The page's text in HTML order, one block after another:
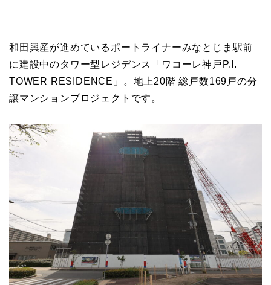
和田興産が進めているポートライナーみなとじま駅前
に建設中のタワー型レジデンス「ワコーレ神戸P.I.
TOWER RESIDENCE」。地上20階 総戸数169戸の分
譲マンションプロジェクトです。